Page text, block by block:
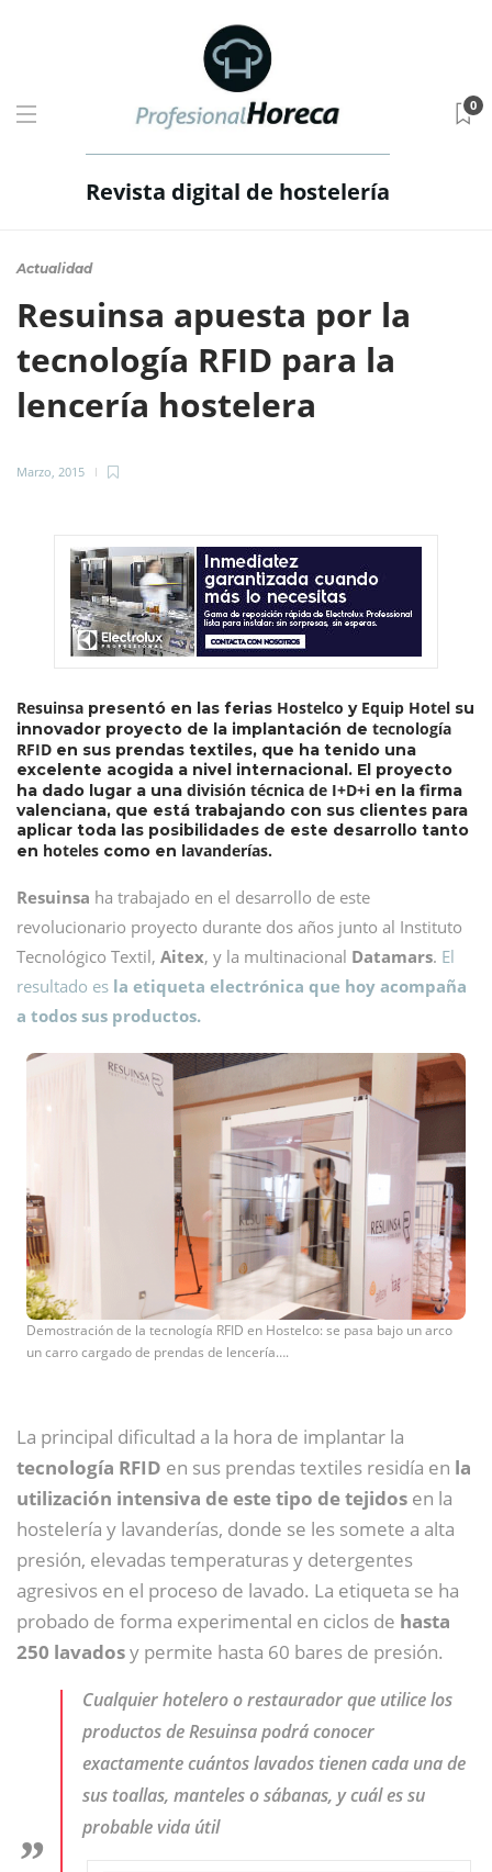
Revista digital de hostelería
0
Actualidad
Resuinsa apuesta por la
tecnología RFID para la
lencería hostelera
Marzo, 2015
Resuinsa presentó en las ferias Hostelco y Equip Hotel su
innovador proyecto de la implantación de tecnología
RFID en sus prendas textiles, que ha tenido una
excelente acogida a nivel internacional. El proyecto
ha dado lugar a una división técnica de I+D+i en la firma
valenciana, que está trabajando con sus clientes para
aplicar toda las posibilidades de este desarrollo tanto
en hoteles como en lavanderías.
Resuinsa ha trabajado en el desarrollo de este
revolucionario proyecto durante dos años junto al Instituto
Tecnológico Textil, Aitex, y la multinacional Datamars. El
resultado es la etiqueta electrónica que hoy acompaña
a todos sus productos.
Demostración de la tecnología RFID en Hostelco: se pasa bajo un arco
un carro cargado de prendas de lencería….
La principal dificultad a la hora de implantar la
tecnología RFID en sus prendas textiles residía en la
utilización intensiva de este tipo de tejidos en la
hostelería y lavanderías, donde se les somete a alta
presión, elevadas temperaturas y detergentes
agresivos en el proceso de lavado. La etiqueta se ha
probado de forma experimental en ciclos de hasta
250 lavadosy permite hasta 60 bares de presión.
Cualquier hotelero o restaurador que utilice los
productos de Resuinsa podrá conocer
exactamente cuántos lavados tienen cada una de
sus toallas, manteles o sábanas, y cuál es su
probable vida útil